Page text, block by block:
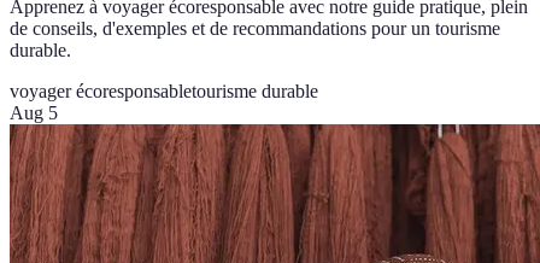
Apprenez à voyager écoresponsable avec notre guide pratique, plein
de conseils, d'exemples et de recommandations pour un tourisme
durable.
voyager écoresponsabletourisme durable
Aug 5